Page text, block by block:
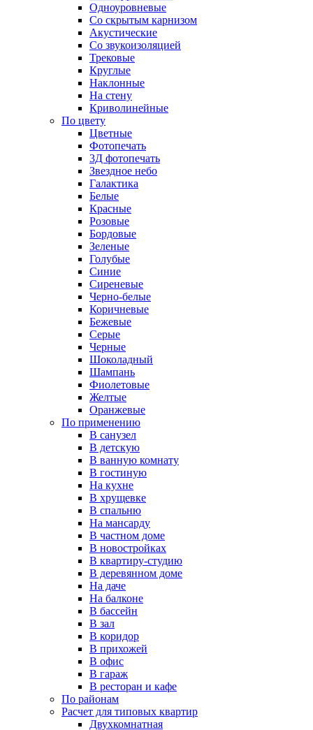
Одноуровневые
Со скрытым карнизом
Акустические
Со звукоизоляцией
Трековые
Круглые
Наклонные
На стену
Криволинейные
По цвету
Цветные
Фотопечать
3Д фотопечать
Звездное небо
Галактика
Белые
Красные
Розовые
Бордовые
Зеленые
Голубые
Синие
Сиреневые
Черно-белые
Коричневые
Бежевые
Серые
Черные
Шоколадный
Шампань
Фиолетовые
Желтые
Оранжевые
По применению
В санузел
В детскую
В ванную комнату
В гостиную
На кухне
В хрущевке
В спальню
На мансарду
В частном доме
В новостройках
В квартиру-студию
В деревянном доме
На даче
На балконе
В бассейн
В зал
В коридор
В прихожей
В офис
В гараж
В ресторан и кафе
По районам
Расчет для типовых квартир
Двухкомнатная